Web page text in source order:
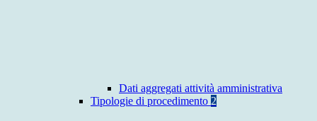
Dati aggregati attività amministrativa
Tipologie di procedimento 2